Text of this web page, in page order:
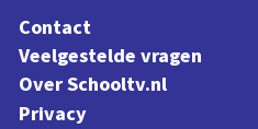
Contact
Veelgestelde vragen
Over Schooltv.nl
Privacy